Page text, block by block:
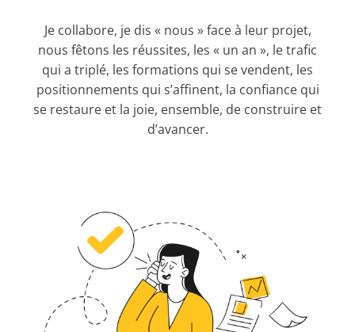
Je collabore, je dis « nous » face à leur projet,
nous fêtons les réussites, les « un an », le trafic
qui a triplé, les formations qui se vendent, les
positionnements qui s’affinent, la confiance qui
se restaure et la joie, ensemble, de construire et
d’avancer.